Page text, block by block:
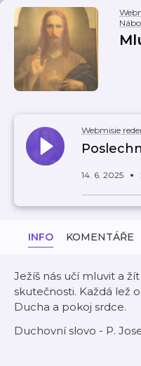
Webmisie
14. 6. 2025
INFO KOMENTÁŘE
Ježíš nás učí mluvit a
skutečnosti. Každá lež
Ducha a pokoj srdce.
Duchovní slovo - P.